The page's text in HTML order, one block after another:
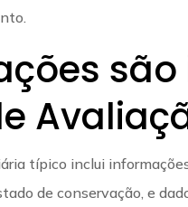
típico inclui
de conservação, e